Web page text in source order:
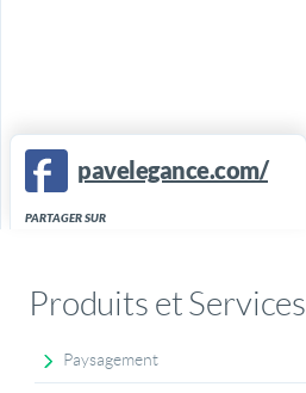
pavelegance.com/
PARTAGER SUR
Produits et Services
Paysagement